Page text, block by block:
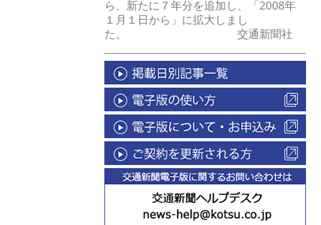
ら、新たに７年分を追加し、「2008年
１月１日から」に拡大しまし
た。 交通新聞社